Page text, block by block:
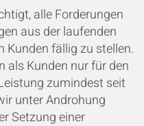
alle Forderungen
aus der laufenden
Kunden fällig zu stellen.
als Kunden nur für den
zumindest seit
unter Androhung
Setzung einer